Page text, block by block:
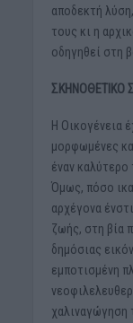
αποδεκτή
τους κι η
οδηγηθεί στη
ΣΚΗΝΟΘΕΤΙΚΟ
Η Οικογένεια
μορφωμένες
έναν
Όμως, πόσο
αρχέγονα
ζωής, στη βία
δημόσιας
εμποτισμένη
χαλιναγώγηση